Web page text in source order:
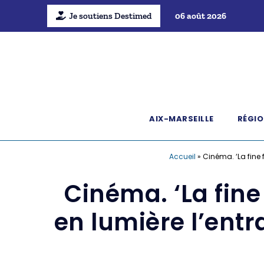
Je soutiens Destimed 06 août 2026
AIX-MARSEILLE
Accueil » Cinéma. ‘La
Cinéma. ‘La
en lumière